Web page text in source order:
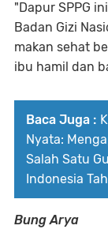
"Dapur SPPG
Badan Gizi
makan sehat
ibu hamil dan
Baca Juga :
Nyata:
Salah Satu
Indonesia
Bung Arya